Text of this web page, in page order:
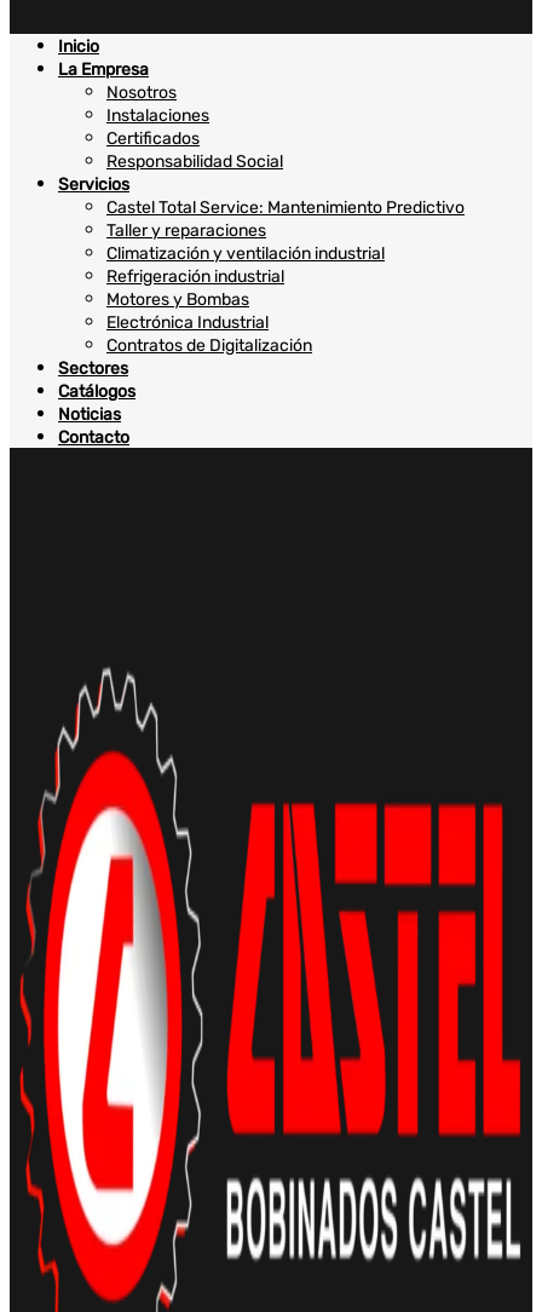
Inicio
La Empresa
Nosotros
Instalaciones
Certificados
Responsabilidad Social
Servicios
Castel Total Service: Mantenimiento Predictivo
Taller y reparaciones
Climatización y ventilación industrial
Refrigeración industrial
Motores y Bombas
Electrónica Industrial
Contratos de Digitalización
Sectores
Catálogos
Noticias
Contacto